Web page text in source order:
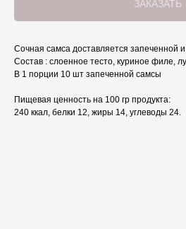
ЗАКАЗАТЬ
Сочная самса доставляется запеченной и
Состав : слоенное тесто, куриное филе,
В 1 порции 10 шт запеченной самсы
Пищевая ценность на 100 гр продукта:
240 ккал, белки 12, жиры 14, углеводы 24.